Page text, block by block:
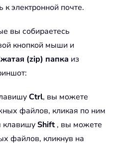
к электронной почте.
вы собираетесь
кнопкой мыши и
(zip) папка из
Ctrl, вы можете
файлов, кликая по ним
клавишуShift, вы можете
файлов, кликнув на